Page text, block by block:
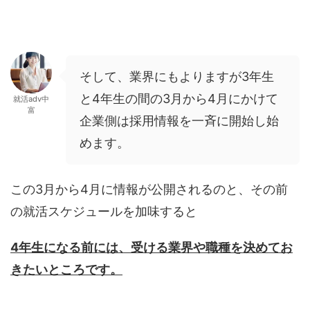
就活adv中
富
そして、業界にもよりますが3年生
と4年生の間の3月から4月にかけて
企業側は採用情報を一斉に開始し始
めます。
この3月から4月に情報が公開されるのと、その前
の就活スケジュールを加味すると
4年生になる前には、受ける業界や職種を決めてお
きたいところです。